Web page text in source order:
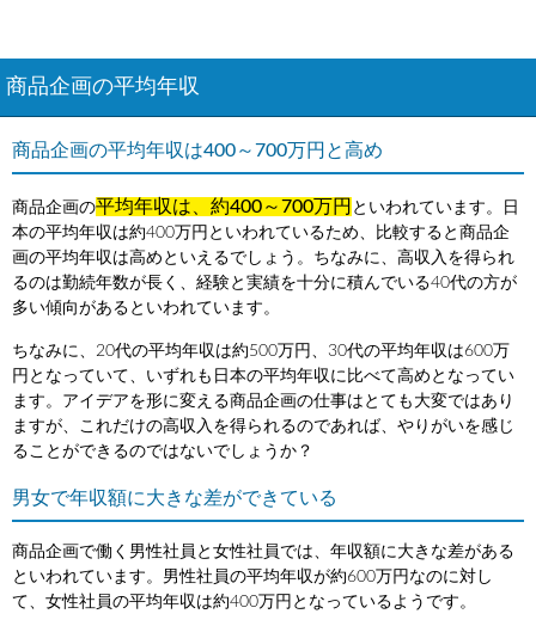
商品企画の平均年収
商品企画の平均年収は400～700万円と高め
商品企画の平均年収は、約400～700万円 といわれています。日
本の平均年収は約400万円といわれているため、比較すると商品企
画の平均年収は高めといえるでしょう。ちなみに、高収入を得られ
るのは勤続年数が長く、経験と実績を十分に積んでいる40代の方が
多い傾向があるといわれています。
ちなみに、20代の平均年収は約500万円、30代の平均年収は600万
円となっていて、いずれも日本の平均年収に比べて高めとなってい
ます。アイデアを形に変える商品企画の仕事はとても大変ではあり
ますが、これだけの高収入を得られるのであれば、やりがいを感じ
ることができるのではないでしょうか？
男女で年収額に大きな差ができている
商品企画で働く男性社員と女性社員では、年収額に大きな差がある
といわれています。男性社員の平均年収が約600万円なのに対し
て、女性社員の平均年収は約400万円となっているようです。